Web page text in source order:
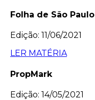
Folha de São Paulo
Edição: 11/06/2021
LER MATÉRIA
PropMark
Edição: 14/05/2021